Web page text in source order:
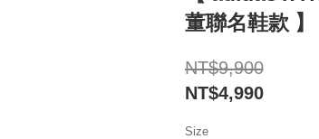
董聯名鞋款 】
NT$9,900
NT$4,990
Size